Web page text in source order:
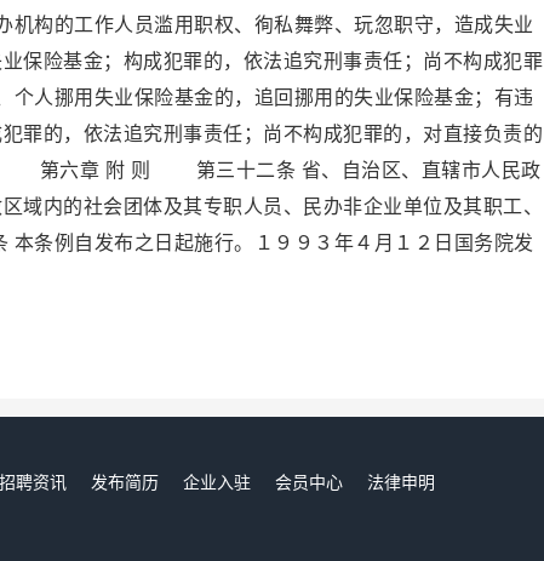
的工作人员滥用职权、徇私舞弊、玩忽职守，造成失业
保险基金；构成犯罪的，依法追究刑事责任；尚不构成犯罪
挪用失业保险基金的，追回挪用的失业保险基金；有违
罪的，依法追究刑事责任；尚不构成犯罪的，对直接负责的
第六章 附 则 第三十二条 省、自治区、直辖市人民政
域内的社会团体及其专职人员、民办非企业单位及其职工、
例自发布之日起施行。１９９３年４月１２日国务院发
招聘资讯 发布简历 企业入驻 会员中心
法律申明